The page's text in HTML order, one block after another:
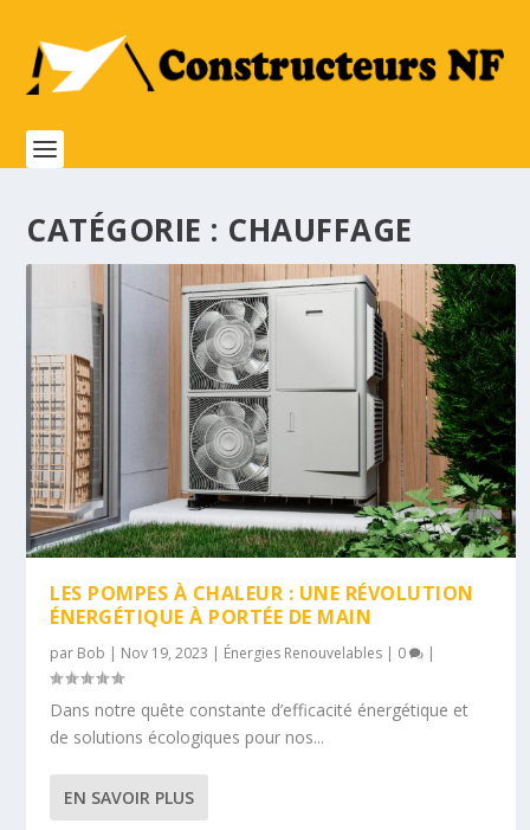
CATÉGORIE : CHAUFFAGE
LES POMPES À CHALEUR : UNE RÉVOLUTION
ÉNERGÉTIQUE À PORTÉE DE MAIN
par Bob | Nov 19, 2023 | Énergies Renouvelables | 0 |
Dans notre quête constante d’efficacité énergétique et
de solutions écologiques pour nos...
EN SAVOIR PLUS